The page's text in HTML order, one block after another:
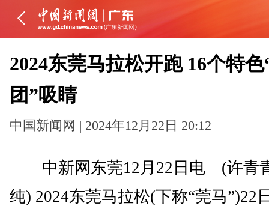
2024东莞马拉松开跑 16个特色
团”吸睛
中国新闻网 | 2024年12月22日 20:12
中新网东莞12月22日电 (许青
纯) 2024东莞马拉松(下称“莞马”)22